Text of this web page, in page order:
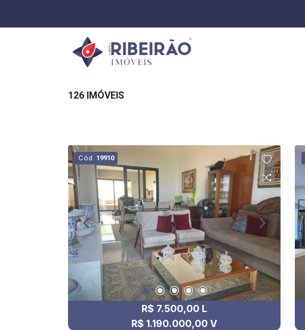
126 IMÓVEIS
Cód. 19910
R$ 7.500,00 L
R$ 1.190.000,00 V